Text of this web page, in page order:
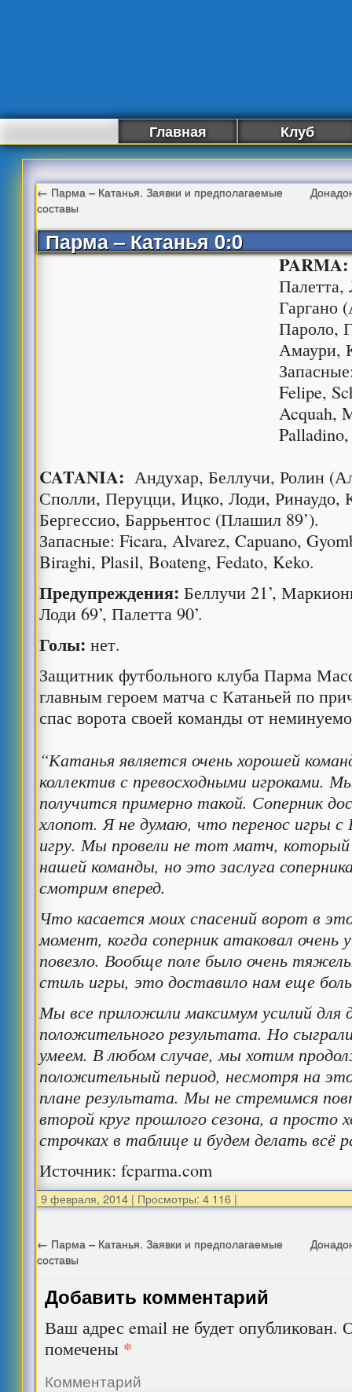
Главная Клуб
← Парма – Катанья. Заявки и предполагаемые
составы
Парма – Катанья 0:0
Палетта,
Гаргано
Пароло,
Амаури,
Felipe,
Acquah,
CATANIA: Андухар, Беллучи, Ролин
Сполли, Перуцци, Ицко, Лоди, Ринаудо,
Бергессио, Баррьентос (Плашил 89’).
Запасные: Ficara, Alvarez, Capuano,
Biraghi, Plasil, Boateng, Fedato, Keko.
Предупреждения: Беллучи 21’,
Лоди 69’, Палетта 90’.
Голы: нет.
Защитник футбольного клуба Парма
главным героем матча с Катаньей по
спас ворота своей команды от
“Катанья является очень хорошей
коллектив с превосходными игроками.
получится примерно такой. Соперник
хлопот. Я не думаю, что перенос игры с
игру. Мы провели не тот матч,
нашей команды, но это заслуга
смотрим вперед.
Что касается моих спасений ворот в
момент, когда соперник атаковал очень
повезло. Вообще поле было очень
стиль игры, это доставило нам еще
Мы все приложили максимум усилий для
положительного результата. Но
умеем. В любом случае, мы хотим
положительный период, несмотря на
плане результата. Мы не стремимся
второй круг прошлого сезона, а
строчках в таблице и будем делать всё
Источник: fcparma.com
9 февраля, 2014 | Просмотры: 4 116 |
← Парма – Катанья. Заявки и предполагаемые
составы
Добавить комментарий
Ваш адрес email не будет опубликован.
помечены *
Комментарий